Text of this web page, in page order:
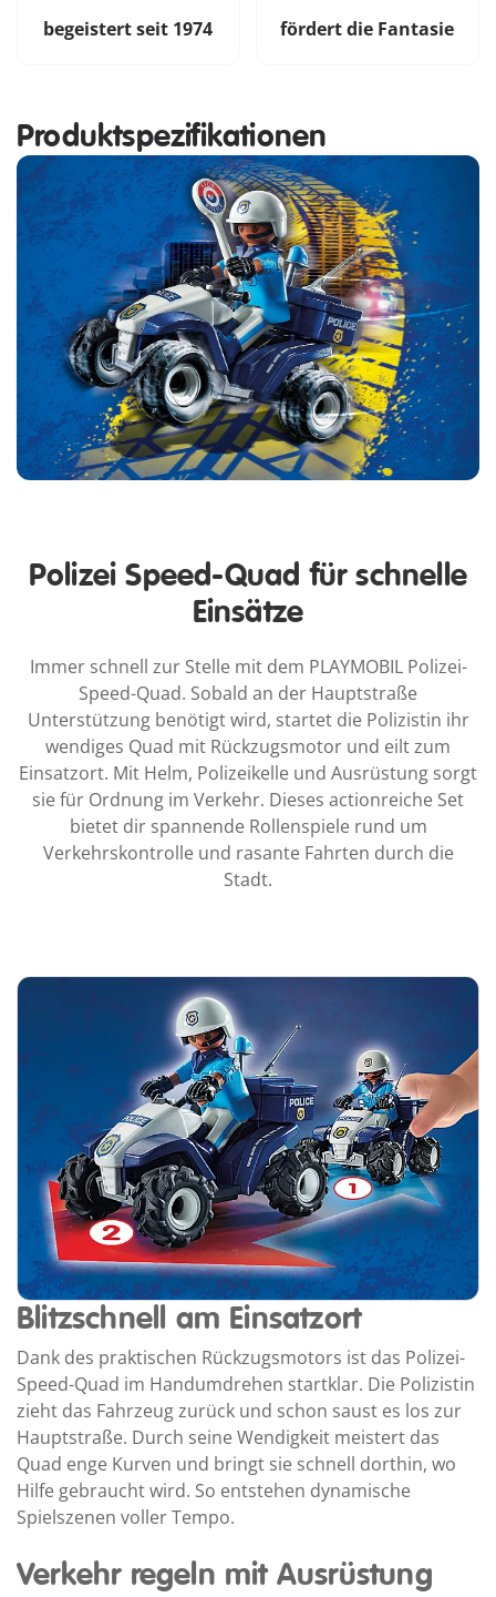
begeistert seit 1974 fördert die Fantasie
Produktspezifikationen
Polizei Speed-Quad für schnelle
Einsätze
Immer schnell zur Stelle mit dem PLAYMOBIL Polizei-
Speed-Quad. Sobald an der Hauptstraße
Unterstützung benötigt wird, startet die Polizistin ihr
wendiges Quad mit Rückzugsmotor und eilt zum
Einsatzort. Mit Helm, Polizeikelle und Ausrüstung sorgt
sie für Ordnung im Verkehr. Dieses actionreiche Set
bietet dir spannende Rollenspiele rund um
Verkehrskontrolle und rasante Fahrten durch die
Stadt.
Blitzschnell am Einsatzort
Dank des praktischen Rückzugsmotors ist das Polizei-
Speed-Quad im Handumdrehen startklar. Die Polizistin
zieht das Fahrzeug zurück und schon saust es los zur
Hauptstraße. Durch seine Wendigkeit meistert das
Quad enge Kurven und bringt sie schnell dorthin, wo
Hilfe gebraucht wird. So entstehen dynamische
Spielszenen voller Tempo.
Verkehr regeln mit Ausrüstung